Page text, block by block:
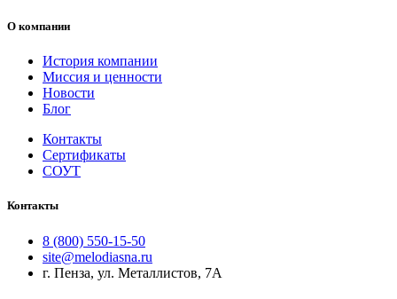
О компании
История компании
Миссия и ценности
Новости
Блог
Контакты
Сертификаты
СОУТ
Контакты
8 (800) 550-15-50
site@melodiasna.ru
г. Пенза, ул. Металлистов, 7А